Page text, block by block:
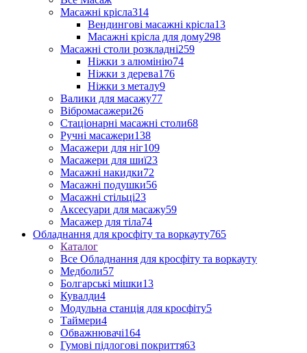
Масажні крісла314
Вендингові масажні крісла13
Масажні крісла для дому298
Масажні столи розкладні259
Ніжки з алюмінію74
Ніжки з дерева176
Ніжки з металу9
Валики для масажу77
Вібромасажери26
Стаціонарні масажні столи68
Ручні масажери138
Масажери для ніг109
Масажери для шиї23
Масажні накидки72
Масажні подушки56
Масажні стільці23
Аксесуари для масажу59
Масажер для тіла74
Обладнання для кросфіту та воркауту765
Каталог
Все Обладнання для кросфіту та воркауту
Медболи57
Болгарські мішки13
Кувалди4
Модульна станція для кросфіту5
Таймери4
Обважнювачі164
Гумові підлогові покриття63